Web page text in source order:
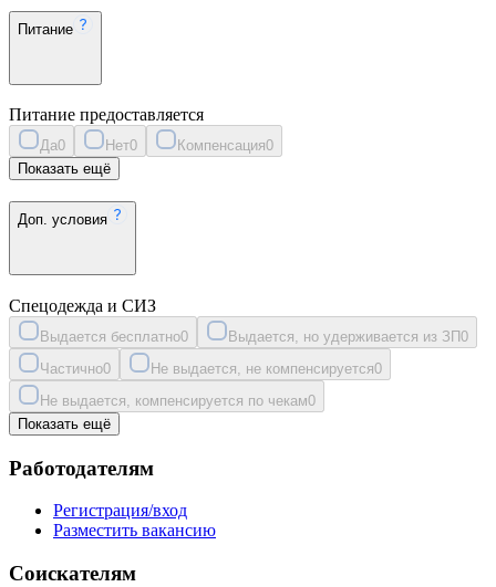
Питание
Питание предоставляется
Да0 Нет0 Компенсация0
Показать ещё
Доп. условия
Спецодежда и СИЗ
Выдается бесплатно0 Выдается, но удерживается из ЗП0
Частично0 Не выдается, не компенсируется0
Не выдается, компенсируется по чекам0
Показать ещё
Работодателям
Регистрация/вход
Разместить вакансию
Соискателям